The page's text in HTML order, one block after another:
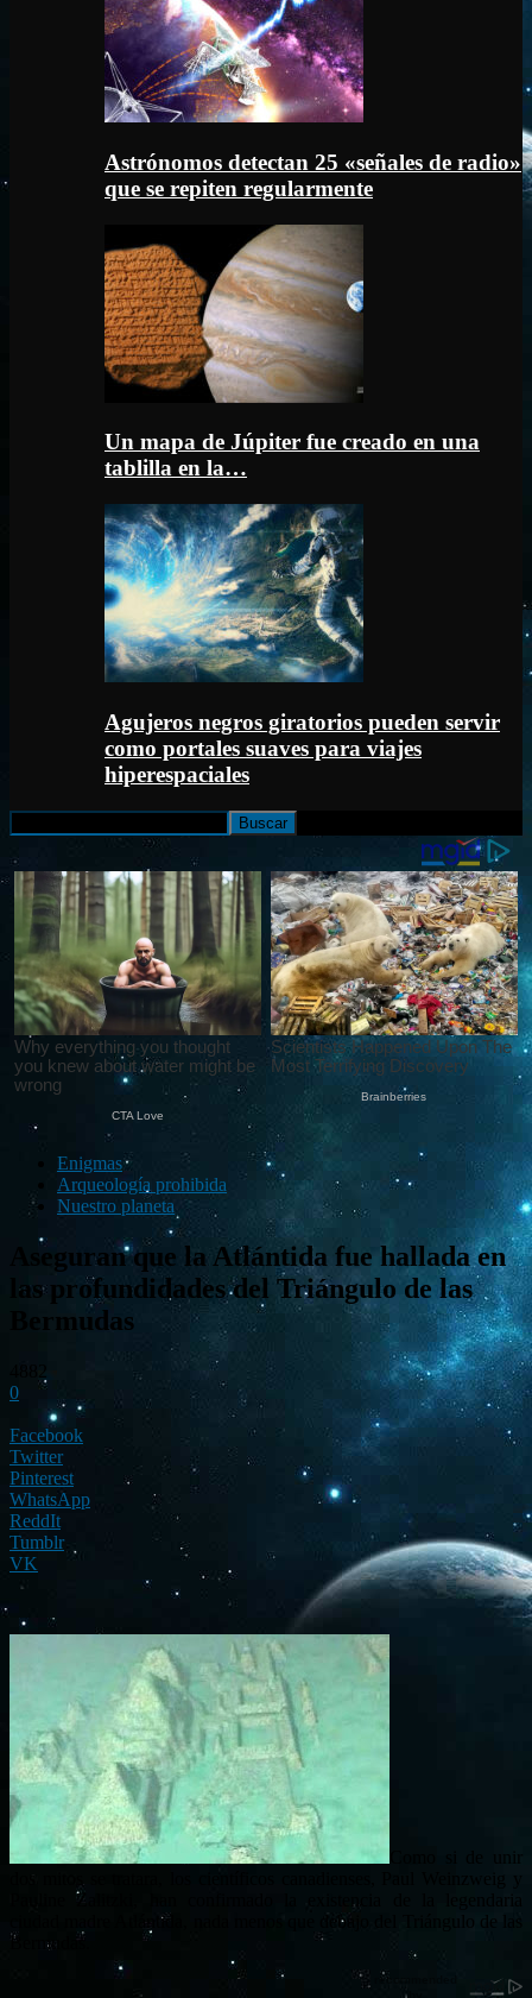
Astrónomos detectan 25 «señales de radio»
que se repiten regularmente
Un mapa de Júpiter fue creado en una
tablilla en la…
Agujeros negros giratorios pueden servir
como portales suaves para viajes
hiperespaciales
Enigmas
Arqueología prohibida
Nuestro planeta
Aseguran que la Atlántida fue hallada en
las profundidades del Triángulo de las
Bermudas
4882
0
Facebook
Twitter
Pinterest
WhatsApp
ReddIt
Tumblr
VK
Pauline Zalitzki, han confirmado la existencia de la legendaria
ciudad madre Atlántida, nada menos que debajo del Triángulo de las
Bermudas.